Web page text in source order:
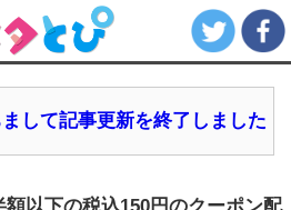
して記事更新を終了しました